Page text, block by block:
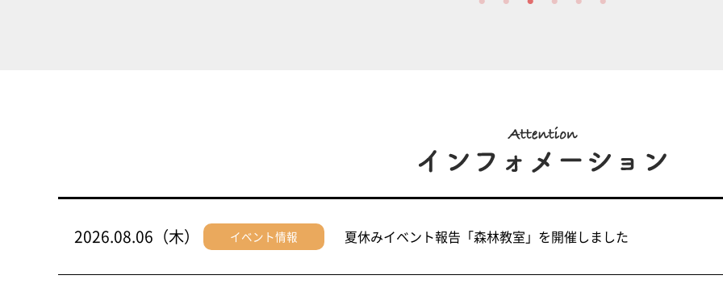
2026.08.06（木） イベント情報 夏休みイベント報告「森林教室」を開催しました